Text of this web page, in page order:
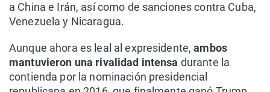
a China e Irán, así como de sanciones contra Cuba,
Venezuela y Nicaragua.
Aunque ahora es leal al expresidente,ambos
mantuvieron una rivalidad intensa durante la
contienda por la nominación presidencial